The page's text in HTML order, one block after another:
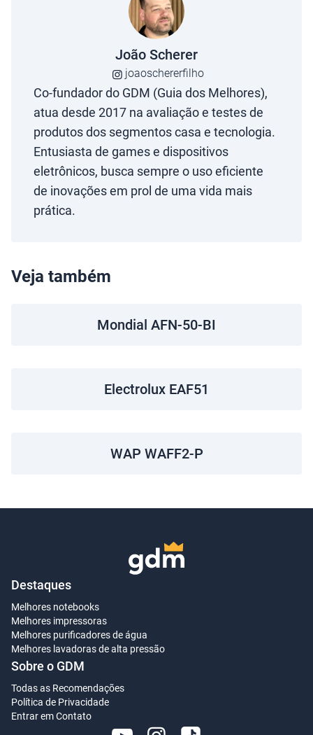
João Scherer
joaoschererfilho
Co-fundador do GDM (Guia dos Melhores),
atua desde 2017 na avaliação e testes de
produtos dos segmentos casa e tecnologia.
Entusiasta de games e dispositivos
eletrônicos, busca sempre o uso eficiente
de inovações em prol de uma vida mais
prática.
Veja também
Mondial AFN-50-BI
Electrolux EAF51
WAP WAFF2-P
Destaques
Melhores notebooks
Melhores impressoras
Melhores purificadores de água
Melhores lavadoras de alta pressão
Sobre o GDM
Todas as Recomendações
Política de Privacidade
Entrar em Contato